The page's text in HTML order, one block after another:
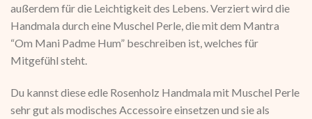
außerdem für die Leichtigkeit des Lebens. Verziert wird die
Handmala durch eine Muschel Perle, die mit dem Mantra
“Om Mani Padme Hum” beschreiben ist, welches für
Mitgefühl steht.
Du kannst diese edle Rosenholz Handmala mit Muschel Perle
sehr gut als modisches Accessoire einsetzen und sie als